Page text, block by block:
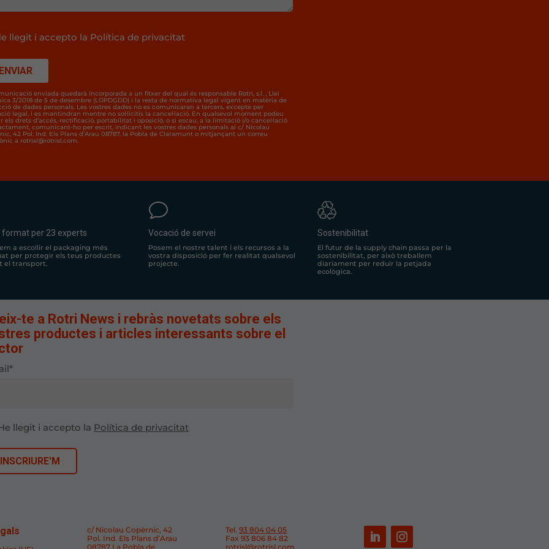
llegit i accepto la Política de privacitat
enviada quedarà incorporada a un fitxer del qual és responsable Rotri, s.l. , Llei
3/2018 de 5 de desembre (LOPDGDD) i la resta de normativa legal vigent en matèria de
de dades personals. Les vostres dades no es comunicaran a tercers, excepte per
legal, i es mantindran mentre no sol·licitis la cancel·lació. En qualsevol moment podeu
els drets d’accés, rectificació, portabilitat i oposició, o si escau, a la limitació i/o cancel·lació
comunicant-ho per escrit, indicant les vostres dades personals al c/ Nicolau
42 Pol. Ind. Els Plans d’Arau 08787, la Pobla de Claramunt o mitjançant un correu
a rotrisl@rotrisl.com.
format per 23 experts
a escollir el packaging més
per protegir els teus productes
el transport.
v
Vocació de servei
Posem el nostre talent i els recursos a la
vostra disposició per fer realitat qualsevol
projecte.
Sostenibilitat
El futur de la supply chain passa per la
sostenibilitat, per això treballem
diariament per reduïr la petjada
ecològica.
te a Rotri News i rebràs novetats sobre els
productes i articles interessants sobre el
llegit i accepto la Política de privacitat
c/ Nicolau Copèrnic, 42
Pol. Ind. Els Plans d’Arau
08787 La Pobla de
Tel.93 804 04 05
Fax 93 806 84 82
rotrisl@rotrisl.com